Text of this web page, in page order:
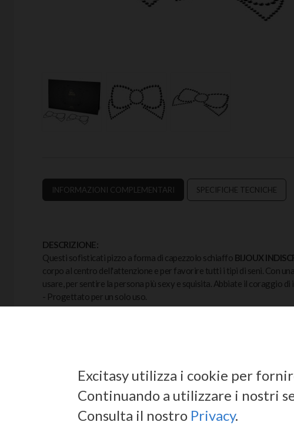
INFORMAZIONI COMPLEMENTARI SPECIFICHE TECNICHE
DESCRIZIONE:
Questi sofisticati pizzo a forma di capezzolo schiaffo BIJOUX
corpo al centro dell'attenzione e per favorire tutti i tipi di seni. Con
usare, per sentire la persona più sexy e squisita. Abbiate il coraggio
- Progettato per un solo uso.
Excitasy utilizza i cookie per
Continuando a utilizzare i nostri
Consulta il nostro Privacy.